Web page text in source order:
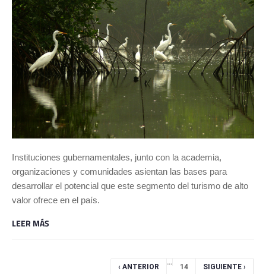
Instituciones gubernamentales, junto con la academia,
organizaciones y comunidades asientan las bases para
desarrollar el potencial que este segmento del turismo de alto
valor ofrece en el país.
LEER MÁS
‹ ANTERIOR
…
14 SIGUIENTE ›